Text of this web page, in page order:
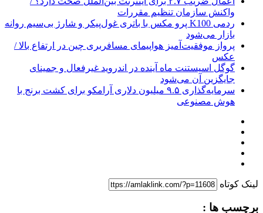
واکنش سازمان تنظیم مقررات
ردمی K100 پرو مکس با باتری غول‌پیکر و شارژ بی‌سیم روانه
بازار می‌شود
پرواز موفقیت‌آمیز هواپیمای مسافربری چین در ارتفاع بالا /
عکس
گوگل اسیستنت ماه آینده در اندروید غیرفعال و جمینای
جایگزین آن می‌شود
سرمایه‌گذاری ۹.۵ میلیون دلاری آرامکو برای کشت برنج با
هوش مصنوعی
لینک کوتاه
برچسب ها :